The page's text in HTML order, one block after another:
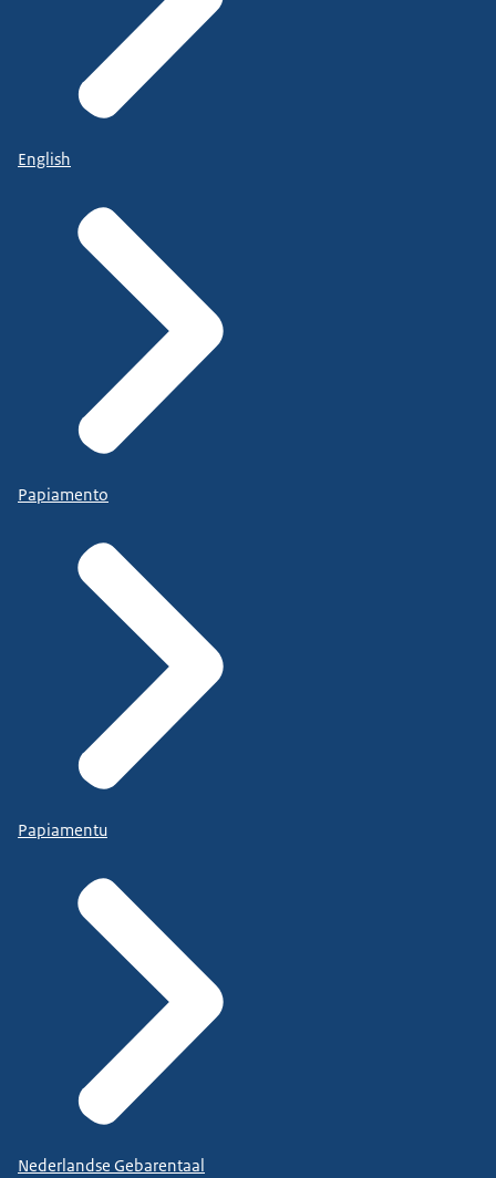
English
Papiamento
Papiamentu
Nederlandse Gebarentaal